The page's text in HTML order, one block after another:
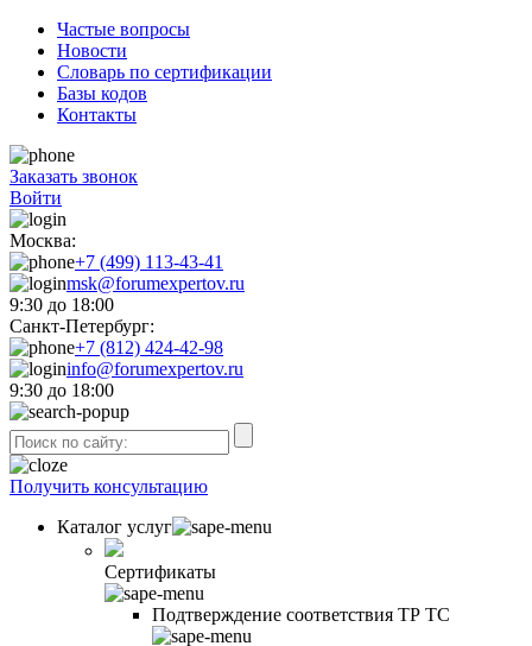
Частые вопросы
Новости
Словарь по сертификации
Базы кодов
Контакты
Заказать звонок
Войти
Москва:
+7 (499) 113-43-41
msk@forumexpertov.ru
9:30 до 18:00
Санкт-Петербург:
+7 (812) 424-42-98
info@forumexpertov.ru
9:30 до 18:00
Получить консультацию
Каталог услуг
Сертификаты
Подтверждение соответствия ТР ТС